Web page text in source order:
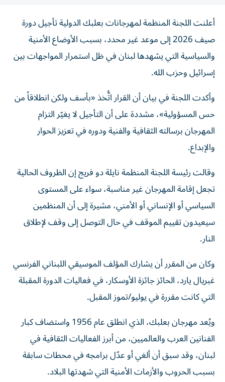
أعلنت اللجنة المنظمة لمهرجانات بعلبك الدولية تأجيل دورة
صيف 2026 إلى موعد غير محدد، بسبب الأوضاع الأمنية
والسياسية التي يشهدها لبنان في ظل استمرار المواجهات بين
إسرائيل وحزب الله.
وأكدت اللجنة في بيان أن القرار اتُّخذ «بأسف ولكن انطلاقاً من
حس المسؤولية»، مشددة على أن التأجيل لا يغيّر التزام
المهرجان برسالته الثقافية والفنية ودوره في تعزيز الحوار
والإبداع.
وقالت رئيسة اللجنة المنظمة نايلة دو فريج إن الظروف الحالية
تجعل إقامة المهرجان غير مناسبة، سواء على المستوى
السياسي أو الإنساني أو الأمني، مشيرة إلى أن المنظمين
سيعيدون تقييم الموقف في حال التوصل إلى وقف لإطلاق
النار.
وكان من المقرر أن يشارك المؤلف الموسيقي اللبناني الفرنسي
غبريال يارد، الحائز جائزة الأوسكار، في فعاليات الدورة المقبلة
التي كانت مقررة في يوليو/تموز المقبل.
ويُعد مهرجان بعلبك، الذي انطلق عام 1956 واستضاف كبار
الفنانين العرب والعالميين، من أبرز الفعاليات الثقافية في
لبنان، وقد سبق أن ألغي أو عدّل برامجه في محطات سابقة
بسبب الحروب والأزمات الأمنية التي شهدتها البلاد.